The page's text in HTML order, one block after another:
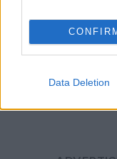
Data Deletion